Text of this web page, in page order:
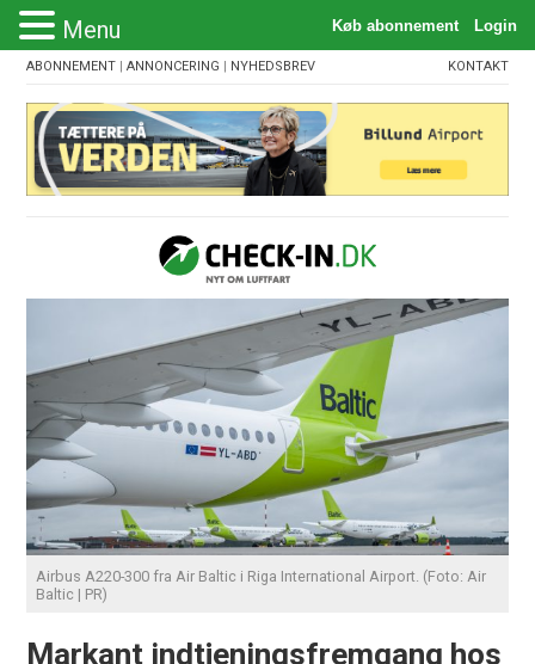
ABONNEMENT |ANNONCERING | NYHEDSBREV KONTAKT
Airbus A220-300 fra Air Baltic i Riga International Airport. (Foto: Air
Baltic | PR)
Markant indtjeningsfremgang hos
Menu